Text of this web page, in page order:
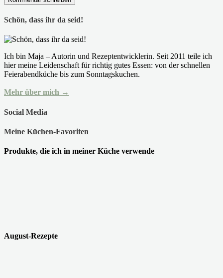
Schön, dass ihr da seid!
Ich bin Maja – Autorin und Rezeptentwicklerin. Seit 2011 teile ich
hier meine Leidenschaft für richtig gutes Essen: von der schnellen
Feierabendküche bis zum Sonntagskuchen.
Mehr über mich →
Social Media
Meine Küchen-Favoriten
Produkte, die ich in meiner Küche verwende
August-Rezepte